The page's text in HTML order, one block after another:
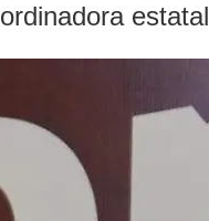
estatal